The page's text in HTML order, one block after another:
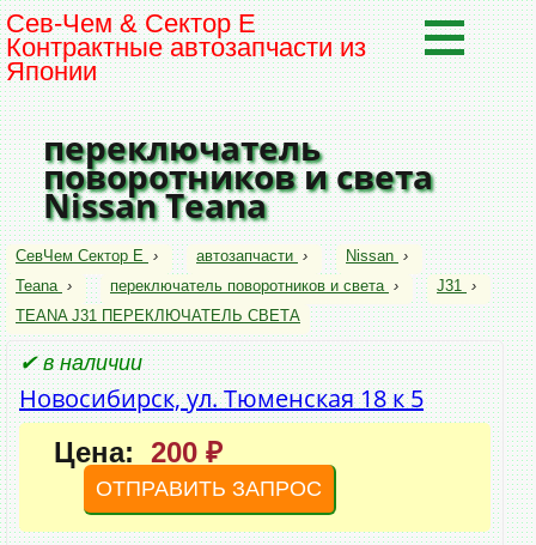
Сев-Чем & Сектор Е
Контрактные автозапчасти из
Японии
переключатель
поворотников и света
Nissan Teana
СевЧем Сектор Е › автозапчасти › Nissan ›
Teana › переключатель поворотников и света › J31 ›
TEANA J31 ПЕРЕКЛЮЧАТЕЛЬ СВЕТА
✔ в наличии
Новосибирск, ул. Тюменская 18 к 5
Цена: 200 ₽
ОТПРАВИТЬ ЗАПРОС